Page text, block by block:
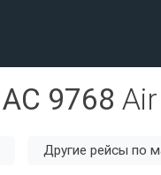
AC 9768
Другие рейсы по